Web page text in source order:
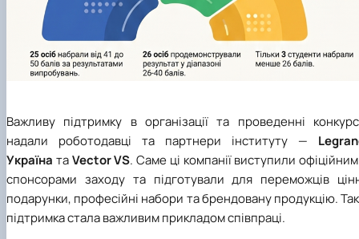
Важливу підтримку в організації та проведенні
надали роботодавці та партнери інституту —
Україна таVector VS. Саме ці компанії виступили
спонсорами заходу та підготували для переможців
подарунки, професійні набори та брендовану продукцію.
підтримка стала важливим прикладом співпраці.